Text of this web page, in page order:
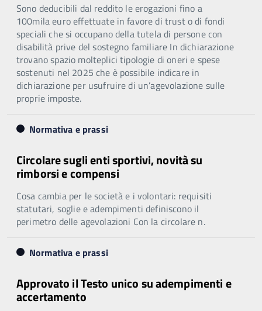
Sono deducibili dal reddito le erogazioni fino a
100mila euro effettuate in favore di trust o di fondi
speciali che si occupano della tutela di persone con
disabilità prive del sostegno familiare In dichiarazione
trovano spazio molteplici tipologie di oneri e spese
sostenuti nel 2025 che è possibile indicare in
dichiarazione per usufruire di un’agevolazione sulle
proprie imposte.
Normativa e prassi
Circolare sugli enti sportivi, novità su
rimborsi e compensi
Cosa cambia per le società e i volontari: requisiti
statutari, soglie e adempimenti definiscono il
perimetro delle agevolazioni Con la circolare n.
Normativa e prassi
Approvato il Testo unico su adempimenti e
accertamento